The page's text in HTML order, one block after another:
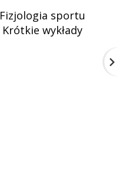
Fizjologia sportu
Krótkie wykłady